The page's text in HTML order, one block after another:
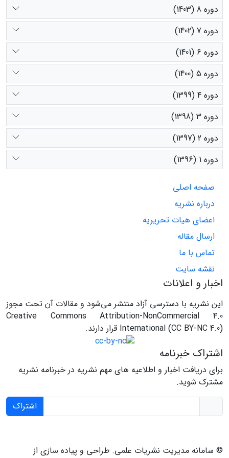
دوره 8 (1403)
دوره 7 (1402)
دوره 6 (1401)
دوره 5 (1400)
دوره 4 (1399)
دوره 3 (1398)
دوره 2 (1397)
دوره 1 (1396)
صفحه اصلی
درباره نشریه
اعضای هیات تحریریه
ارسال مقاله
تماس با ما
نقشه سایت
اخبار و اعلانات
این نشریه با دسترسی آزاد منتشر می‌شود و مقالات آن تحت مجوز
Creative Commons Attribution-NonCommercial 4.0
International (CC BY-NC 4.0) قرار دارند.
اشتراک خبرنامه
برای دریافت اخبار و اطلاعیه های مهم نشریه در خبرنامه نشریه
مشترک شوید.
اشتراک
© سامانه مدیریت نشریات علمی. طراحی و پیاده سازی از